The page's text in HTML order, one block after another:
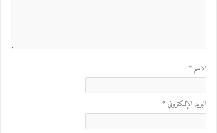
الاسم*
البريد الإلكتروني*